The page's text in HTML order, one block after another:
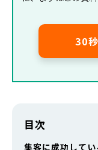
30
目次
集客に成功して